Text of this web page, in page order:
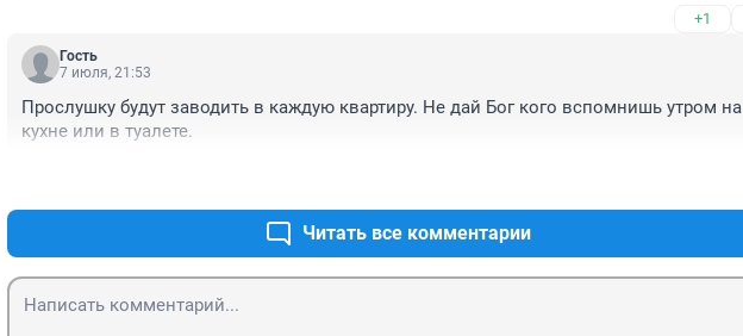
+1
Гость
7 июля, 21:53
Прослушку будут заводить в каждую квартиру. Не дай Бог кого вспомнишь утром на
кухне или в туалете.
Читать все комментарии